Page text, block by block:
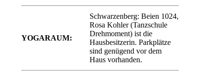
YOGARAUM:
Schwarzenberg: Beien 1024,
Rosa Kohler (Tanzschule
Drehmoment) ist die
Hausbesitzerin. Parkplätze
sind genügend vor dem
Haus vorhanden.